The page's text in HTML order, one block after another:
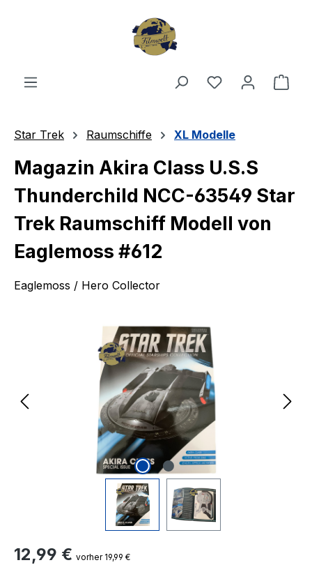
Du hast 0
Star Trek Raumschiffe XL Modelle
Magazin Akira Class U.S.S
Thunderchild NCC-63549 Star
Trek Raumschiff Modell von
Eaglemoss #612
Eaglemoss / Hero Collector
Regulärer Preis:
12,99 € vorher 19,99 €